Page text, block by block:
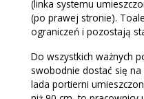
(linka systemu
(po prawej stronie).
ograniczeń i pozostają
Do wszystkich ważnych
swobodnie dostać się
lada portierni